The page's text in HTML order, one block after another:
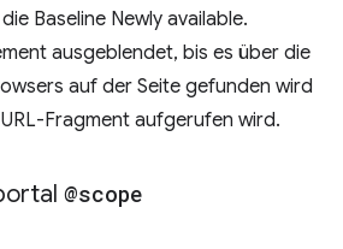
Baseline Newly available.
ausgeblendet, bis es über die
auf der Seite gefunden wird
Fragment aufgerufen wird.
@scope